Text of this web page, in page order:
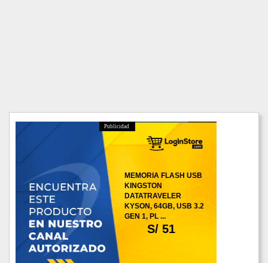
Publicidad
S/ 51
MEMORIA FLASH USB
KINGSTON
DATATRAVELER
KYSON, 64GB, USB 3.2
GEN 1, PL ...